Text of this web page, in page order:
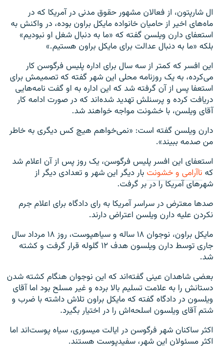
ال شارپتون، از فعالان مشهور حقوق مدنی در آمريکا که در
ماه‌های اخير از حاميان خانواده مايکل براون بوده، در واکنش به
استعفای دارن ويلسن گفته که «ما به دنبال شغل او نبوديم»
بلکه «ما به دنبال عدالت برای مايکل براون هستيم.»
اين افسر که کمتر از سه سال برای اداره پليس فرگوسن کار
می‌کرده، به يک روزنامه محلی اين شهر گفته که تصميمش برای
استعفا پس از آن گرفته شد که اين اداره به او گفت نامه‌هايی
دريافت کرده و پرسنلش تهديد شده‌اند که در صورت ادامه کار
آقای ويلسن، با خشونت مواجه خواهند شد.
دارن ويلسن گفته است: «نمی‌خواهم هيچ کس ديگری به خاطر
من صدمه ببيند».
استعفای اين افسر پليس فرگوسن، يک روز پس از آن اعلام شد
که ناآرامی و خشونتبار ديگر اين شهر و تعدادی ديگر از
شهرهای آمريکا را در بر گرفت.
صدها معترض در سراسر آمريکا به رای دادگاه برای اعلام جرم
نکردن عليه دارن ويلسن اعتراض دارند.
مايکل براون، نوجوان ۱۸ ساله و سياهپوست، روز ۱۸ مرداد سال
جاری توسط دارن ويلسون هدف ۱۲ گلوله قرار گرفت و کشته
شد.
بعضی شاهدان عينی گفته‌اند که اين نوجوان هنگام کشته شدن
دستانش را به علامت تسليم بالا برده و غير مسلح بود اما آقای
ويلسون در دادگاه گفته که مايکل براون تلاش داشته با ضرب و
شتم آقای ویلسون اسلحه‌اش را در اختيار بگیرد.
اکثر ساکنان شهر فرگوسن در ايالت ميسوری، سياه پوست‌اند اما
اکثر مسئولان اين شهر، سفيدپوست هستند.